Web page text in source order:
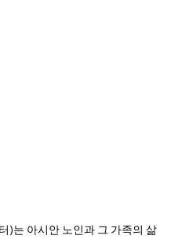
)는 아시안 노인과 그 가족의 삶